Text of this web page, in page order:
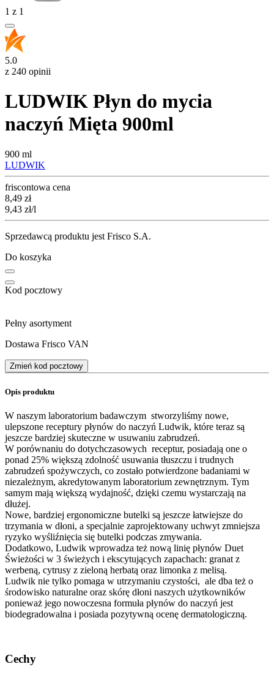
1 z 1
5.0
z 240 opinii
LUDWIK Płyn do mycia
naczyń Mięta 900ml
900 ml
LUDWIK
friscontowa cena
Cena
8,49 zł
9,43 zł/l
Sprzedawcą produktu jest Frisco S.A.
Do koszyka
Kod pocztowy
Pełny asortyment
Dostawa Frisco VAN
Zmień kod pocztowy
Opis produktu
W naszym laboratorium badawczym stworzyliśmy nowe,
ulepszone receptury płynów do naczyń Ludwik, które teraz są
jeszcze bardziej skuteczne w usuwaniu zabrudzeń.
W porównaniu do dotychczasowych receptur, posiadają one o
ponad 25% większą zdolność usuwania tłuszczu i trudnych
zabrudzeń spożywczych, co zostało potwierdzone badaniami w
niezależnym, akredytowanym laboratorium zewnętrznym. Tym
samym mają większą wydajność, dzięki czemu wystarczają na
dłużej.
Nowe, bardziej ergonomiczne butelki są jeszcze łatwiejsze do
trzymania w dłoni, a specjalnie zaprojektowany uchwyt zmniejsza
ryzyko wyśliźnięcia się butelki podczas zmywania.
Dodatkowo, Ludwik wprowadza też nową linię płynów Duet
Świeżości w 3 świeżych i ekscytujących zapachach: granat z
werbeną, cytrusy z zieloną herbatą oraz limonka z melisą.
Ludwik nie tylko pomaga w utrzymaniu czystości, ale dba też o
środowisko naturalne oraz skórę dłoni naszych użytkowników
ponieważ jego nowoczesna formuła płynów do naczyń jest
biodegradowalna i posiada pozytywną ocenę dermatologiczną.
Cechy